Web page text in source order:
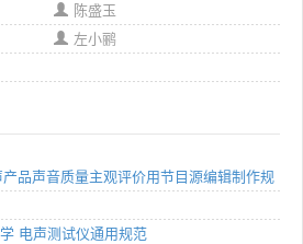
陈盛玉
左小鹂
品声音质量主观评价用节目源编辑制作规
电声测试仪通用规范